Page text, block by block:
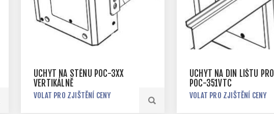
ÚCHYT NA STĚNU POC-3XX
VERTIKÁLNĚ
VOLAT PRO ZJIŠTĚNÍ CENY
ÚCHYT NA DIN LIŠTU PRO
POC-351VTC
VOLAT PRO ZJIŠTĚNÍ CENY